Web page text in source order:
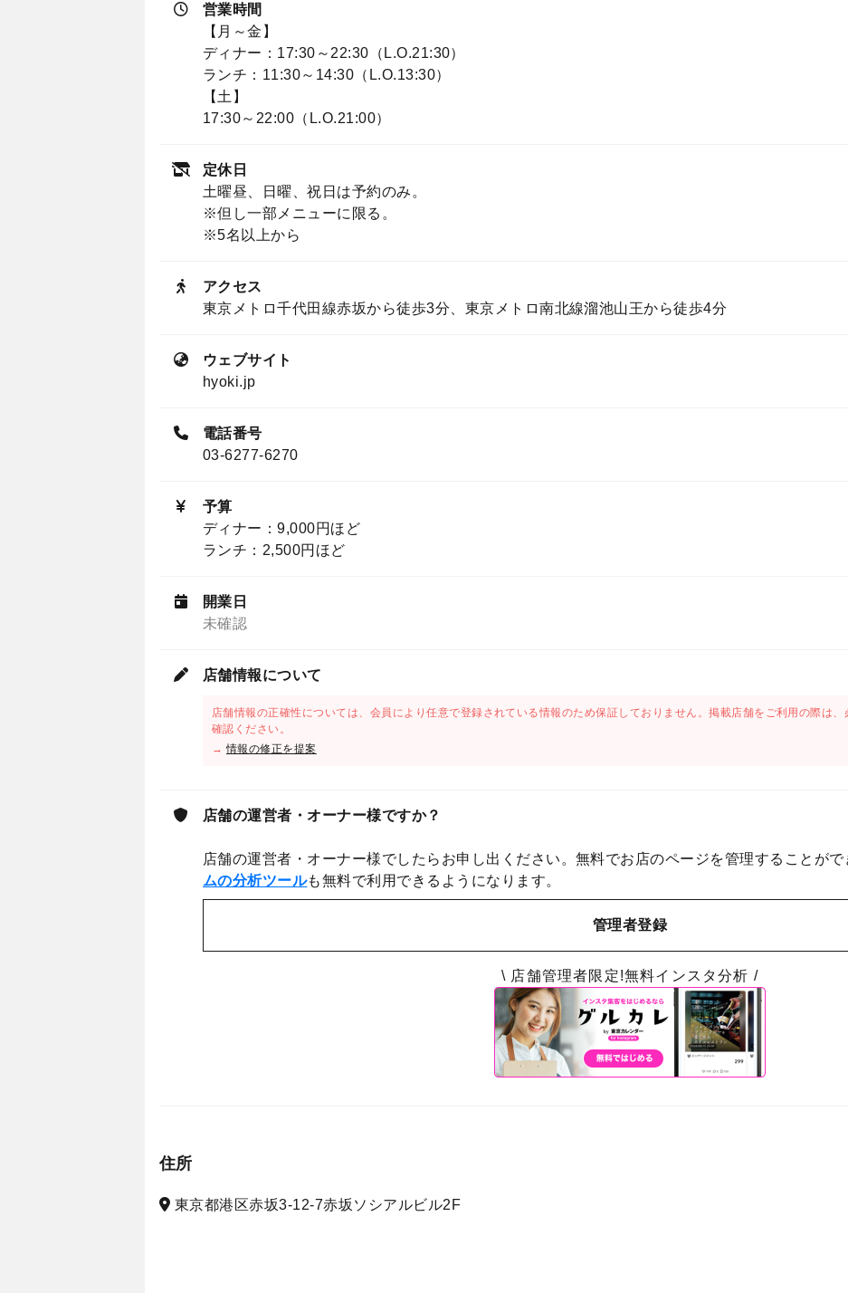
営業時間
【月～金】
ディナー：17:30～22:30（L.O.21:30）
ランチ：11:30～14:30（L.O.13:30）
【土】
17:30～22:00（L.O.21:00）
定休日
土曜昼、日曜、祝日は予約のみ。
※但し一部メニューに限る。
※5名以上から
アクセス
東京メトロ千代田線赤坂から徒歩3分、東京メトロ南北線溜池山王から徒歩4分
ウェブサイト
hyoki.jp
電話番号
03-6277-6270
予算
ディナー：9,000円ほど
ランチ：2,500円ほど
開業日
未確認
店舗情報について
店舗情報の正確性については、会員により任意で登録されている情報のため保証しておりません。掲載店舗をご利用の際は
確認ください。
→情報の修正を提案
店舗の運営者・オーナー様ですか？
店舗の運営者・オーナー様でしたらお申し出ください。無料でお店のページを管理することがで
ムの分析ツールも無料で利用できるようになります。
管理者登録
\ 店舗管理者限定!無料インスタ分析 /
住所
東京都港区赤坂3-12-7赤坂ソシアルビル2F